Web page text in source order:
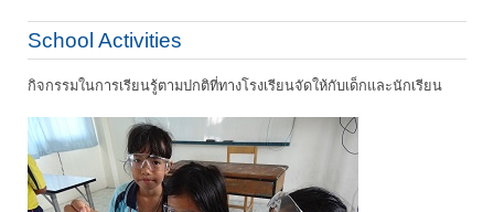
School Activities
กิจกรรมในการเรียนรู้ตามปกติที่ทางโรงเรียนจัดให้กับเด็กและนักเรียน